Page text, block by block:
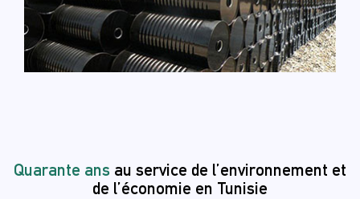
Quarante ans au service de l’environnement et
de l’économie en Tunisie